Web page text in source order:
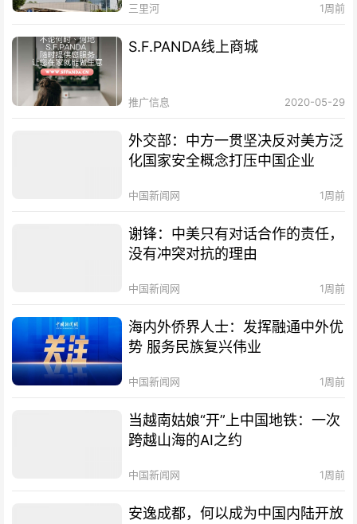
三里河 1周前
S.F.PANDA线上商城
推广信息 2020-05-29
外交部：中方一贯坚决反对美方泛
化国家安全概念打压中国企业
中国新闻网 1周前
谢锋：中美只有对话合作的责任，
没有冲突对抗的理由
中国新闻网 1周前
海内外侨界人士：发挥融通中外优
势 服务民族复兴伟业
中国新闻网 1周前
当越南姑娘“开”上中国地铁：一次
跨越山海的AI之约
中国新闻网 1周前
安逸成都，何以成为中国内陆开放